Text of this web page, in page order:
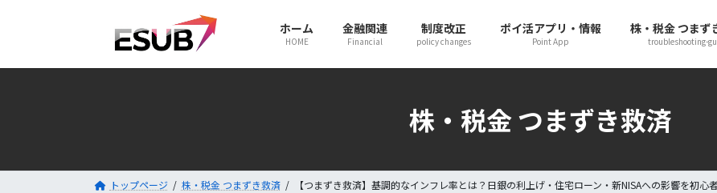
キ
に
ホーム
HOME
金融関連
Financial
制度改正
policy changes
ポイ活アプリ・情報
Point App
株・税金 つまず
troubleshooting-
株・税金 つまずき救済
トップページ 株・税金 つまずき救済 【つまずき救済】基調的なインフレ率とは？日銀の利上げ・住宅ローン・新NISAへの影響を初心